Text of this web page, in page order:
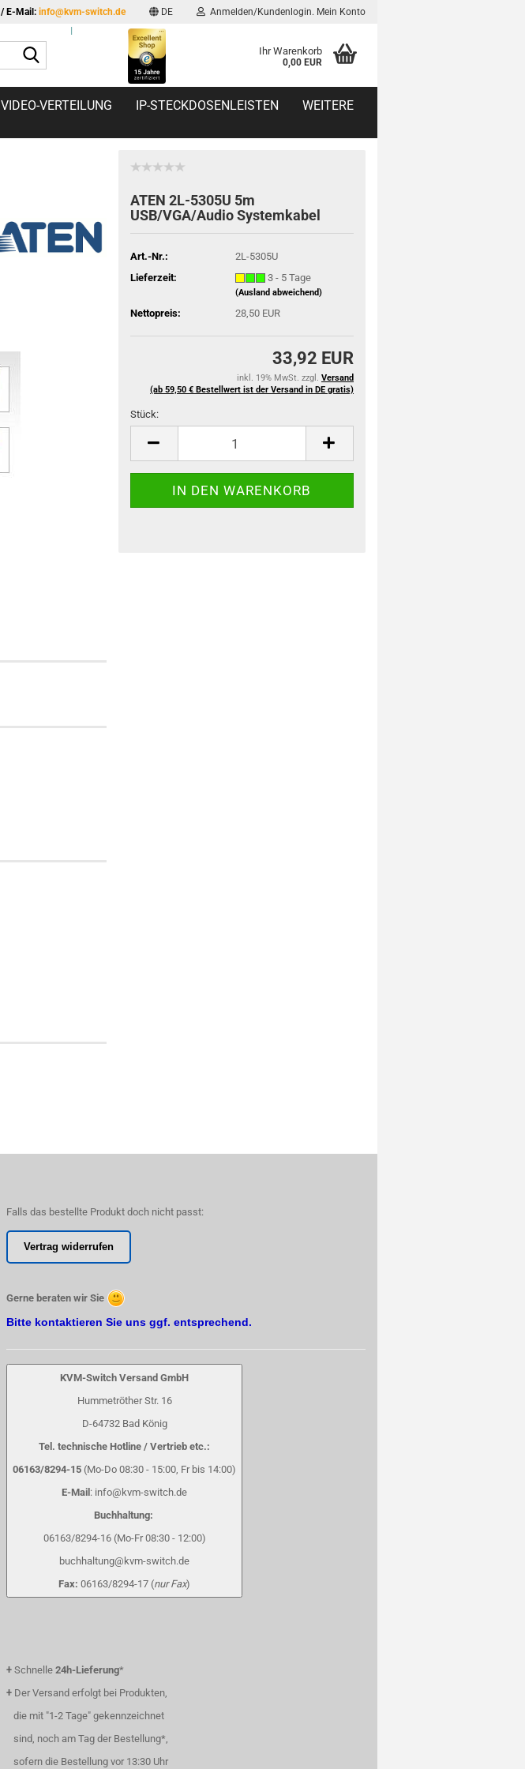
/ E-Mail: info@kvm-switch.de DE Anmelden/Kundenlogin. Mein Konto
Ihr Warenkorb
0,00 EUR
VIDEO-VERTEILUNG IP-STECKDOSENLEISTEN WEITERE
ATEN 2L-5305U 5m
USB/VGA/Audio Systemkabel
Art.-Nr.:
2L-5305U
Lieferzeit:
3 - 5 Tage
(Ausland abweichend)
Nettopreis: 28,50 EUR
33,92 EUR
inkl. 19% MwSt. zzgl. Versand
(ab 59,50 € Bestellwert ist der Versand in DE gratis)
Stück:
Stück
Falls das bestellte Produkt doch nicht passt:
Vertrag widerrufen
Gerne beraten wir Sie
Bitte kontaktieren Sie uns ggf. entsprechend.
KVM-Switch Versand GmbH
Hummetröther Str. 16
D-64732 Bad König
Tel. technische Hotline / Vertrieb etc.:
06163/8294-15 (Mo-Do 08:30 - 15:00, Fr bis 14:00)
E-Mail : info@kvm-switch.de
Buchhaltung:
06163/8294-16 (Mo-Fr 08:30 - 12:00)
buchhaltung@kvm-switch.de
Fax: 06163/8294-17 (nur Fax)
+ Schnelle 24h-Lieferung*
+ Der Versand erfolgt bei Produkten,
die mit "1-2 Tage" gekennzeichnet
sind, noch am Tag der Bestellung*,
sofern die Bestellung vor 13:30 Uhr